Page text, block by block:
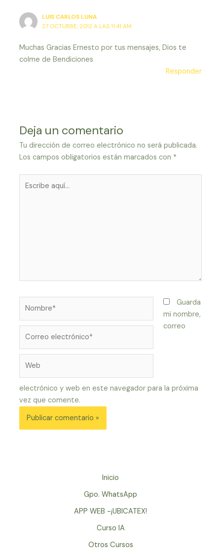
LUIS CARLOS LUNA
27 OCTUBRE, 2012 A LAS 11:41 AM
Muchas Gracias Ernesto por tus mensajes, Dios te
colme de Bendiciones
Responder
Deja un comentario
Tu dirección de correo electrónico no será publicada.
Los campos obligatorios están marcados con *
electrónico*
Guarda
mi nombre,
correo
electrónico y web en este navegador para la próxima
vez que comente.
Inicio
Gpo. WhatsApp
APP WEB -¡UBICATEX!
Curso IA
Otros Cursos